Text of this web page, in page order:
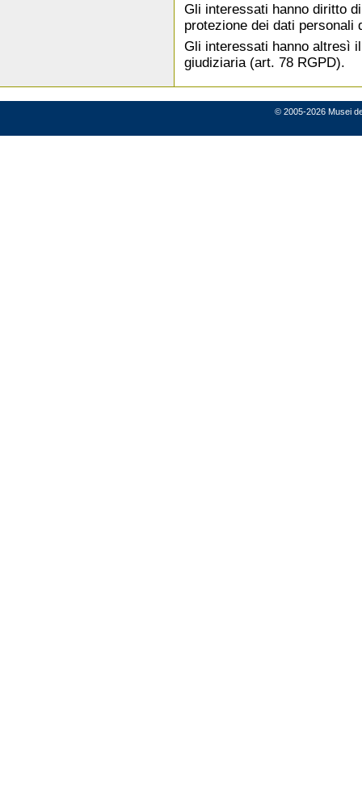
Gli interessati hanno diritto
protezione dei dati personali
Gli interessati hanno altresì
giudiziaria (art. 78 RGPD).
© 2005-2026 Musei